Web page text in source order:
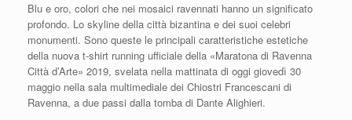
Blu e oro, colori che nei mosaici ravennati hanno un significato
profondo. Lo skyline della città bizantina e dei suoi celebri
monumenti. Sono queste le principali caratteristiche estetiche
della nuova t-shirt running ufficiale della «Maratona di Ravenna
Città d’Arte» 2019, svelata nella mattinata di oggi giovedì 30
maggio nella sala multimediale dei Chiostri Francescani di
Ravenna, a due passi dalla tomba di Dante Alighieri.